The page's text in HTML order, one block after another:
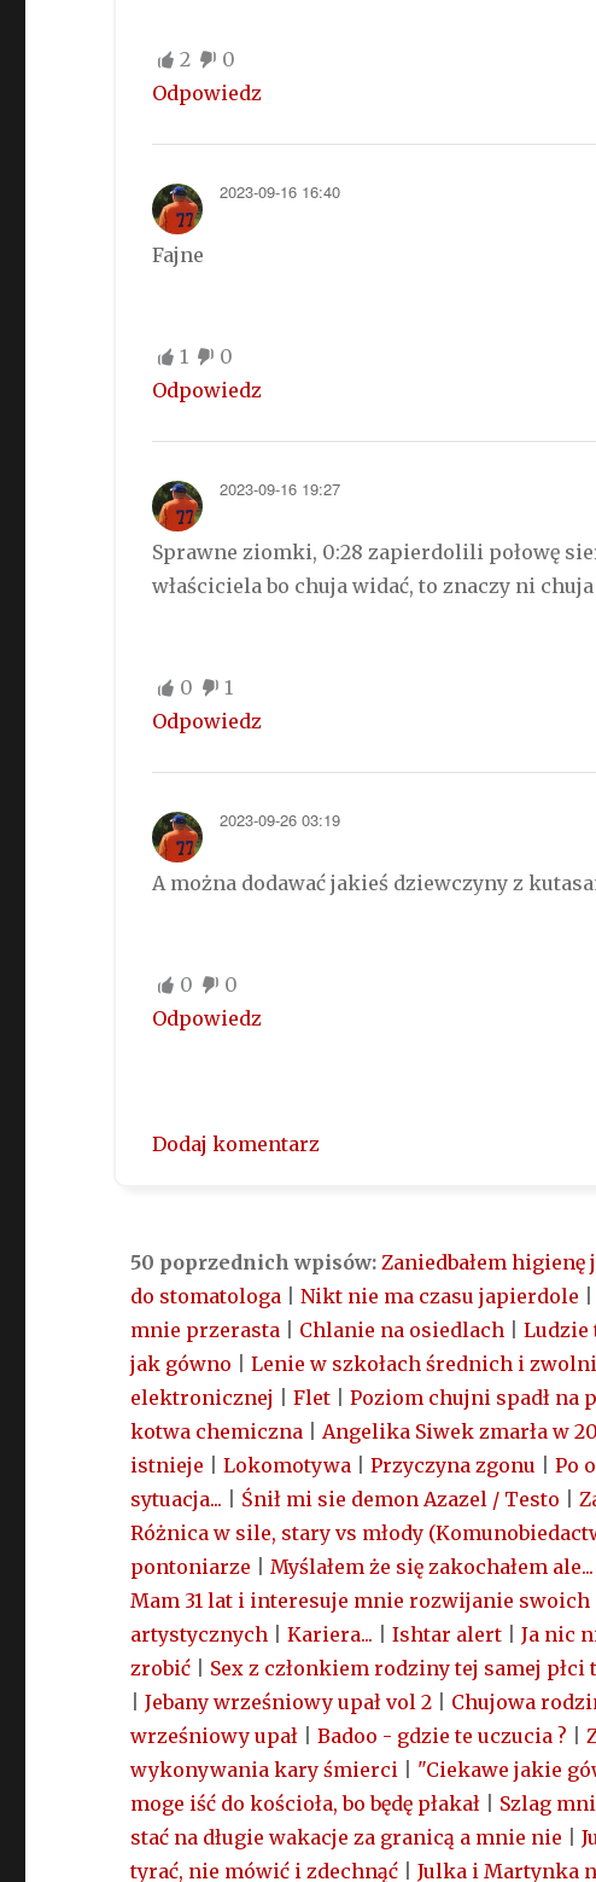
2
0
Odpowiedz
2023-09-16 16:40
Fajne
1
0
Odpowiedz
2023-09-16 19:27
Sprawne ziomki, 0:28 zapierdolili połowę
właściciela bo chuja widać, to znaczy ni
0
1
Odpowiedz
2023-09-26 03:19
A można dodawać jakieś dziewczyny z
0
0
Odpowiedz
Dodaj komentarz
50 poprzednich wpisów:Zaniedbałem
do stomatologa |Nikt nie ma czasu japierdole
mnie przerasta
Chlanie na osiedlach |Ludzie
jak gówno |Lenie w szkołach średnich i
elektronicznej
|Flet |Poziom chujni spadł na
kotwa chemiczna |Angelika Siwek zmarła w
istnieje |Lokomotywa |Przyczyna zgonu |Po
sytuacja...
Śnił mi sie demon Azazel / Testo |
Różnica w sile, stary vs młody
pontoniarze |Myślałem że się zakochałem ale...
Mam 31 lat i interesuje mnie rozwijanie
artystycznych |Kariera... |Ishtar alert |Ja nic
zrobić
Sex z członkiem rodziny tej samej
|Jebany wrześniowy upał vol 2 Chujowa
wrześniowy upał |Badoo - gdzie te uczucia ? |
wykonywania kary śmierci
"Ciekawe jakie
moge iść do kościoła, bo będę płakał
Szlag
stać na długie wakacje za granicą a mnie nie |
tyrać, nie mówić i zdechnąć |Julka i Martynka